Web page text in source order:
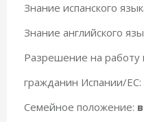
Знание испанского
Знание английского
Разрешение на работу
гражданин Испании/ЕС:
Семейное положение: